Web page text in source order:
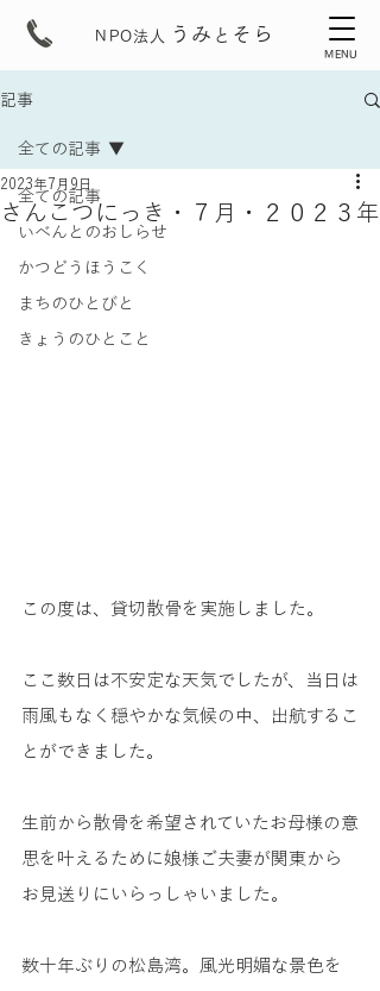
うみ と そら
NPO法人
MENU
記事
全ての記事
いべんとのおしらせ
かつどうほうこく
まちのひとびと
きょうのひとこと
全ての記事
さんこつにっき・７月・２０２３年
2023年7月9日
この度は、貸切散骨を実施しました。
ここ数日は不安定な天気でしたが、当日は
雨風もなく穏やかな気候の中、出航するこ
とができました。
生前から散骨を希望されていたお母様の意
思を叶えるために娘様ご夫妻が関東から
お見送りにいらっしゃいました。
数十年ぶりの松島湾。風光明媚な景色を